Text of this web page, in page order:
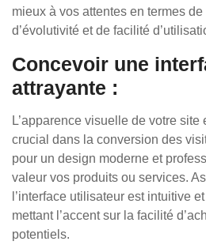
mieux à vos attentes en termes
d’évolutivité et de facilité
Concevoir une
attrayante :
L’apparence visuelle de votre
crucial dans la conversion des
pour un design moderne et
valeur vos produits ou services.
l’interface utilisateur est intuitive
mettant l’accent sur la facilité
potentiels.